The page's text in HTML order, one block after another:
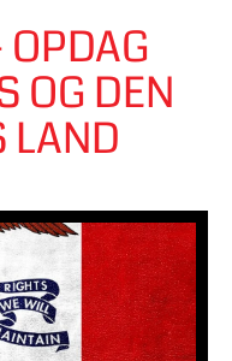
OG DEN
LAND